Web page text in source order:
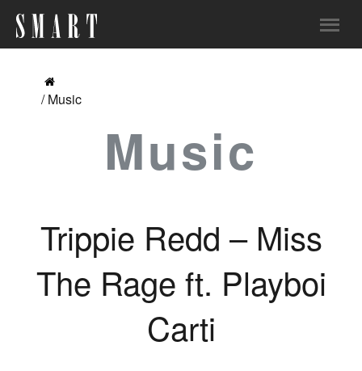
/ Music
Music
Trippie Redd – Miss
The Rage ft. Playboi
Carti